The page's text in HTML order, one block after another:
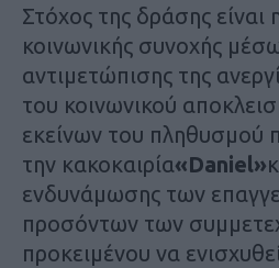
Στόχος της δράσης είναι
κοινωνικής συνοχής
αντιμετώπισης της
του κοινωνικού
εκείνων του πληθυσμού
την κακοκαιρία«Daniel»
ενδυνάμωσης των
προσόντων των
προκειμένου να